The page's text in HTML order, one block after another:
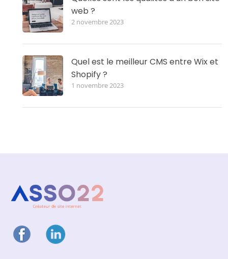
web ?
2 novembre 2023
Quel est le meilleur CMS entre Wix et
Shopify ?
1 novembre 2023